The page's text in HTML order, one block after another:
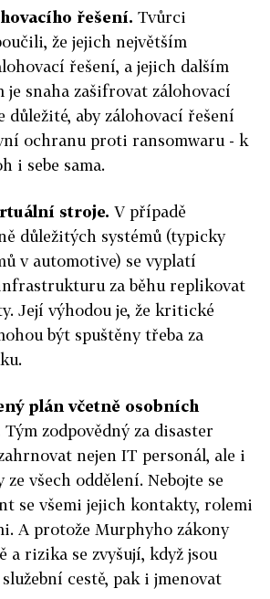
řešení. Tvůrci
že jejich největším
řešení, a jejich dalším
snaha zašifrovat zálohovací
důležité, aby zálohovací řešení
ochranu proti ransomwaru - k
i sebe sama.
stroje. V případě
důležitých systémů (typicky
v automotive) se vyplatí
za běhu replikovat
Její výhodou je, že kritické
být spuštěny třeba za
plán včetně osobních
Tým zodpovědný za disaster
nejen IT personál, ale i
všech oddělení. Nebojte se
se všemi jejich kontakty, rolemi
A protože Murphyho zákony
a rizika se zvyšují, když jsou
cestě, pak i jmenovat